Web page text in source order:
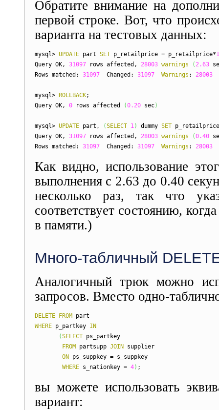
Обратите внимание на
первой строке. Вот, что
варианта на тестовых данных:
mysql> UPDATEpart SETp_retailprice = p_retailprice*
Query OK, 31097rows affected, 28003 warnings ( 2.63
Rows matched: 31097Changed: 31097 Warnings : 28003
mysql> ROLLBACK;
Query OK, 0rows affected (0.20sec)
mysql> UPDATEpart, (SELECT 1) dummy SET
Query OK, 31097rows affected, 28003 warnings (0.40
Rows matched: 31097Changed: 31097 Warnings : 28003
Как видно, использование
выполнения с 2.63 до 0.40
несколько раз, так что
соответствует состоянию,
в памяти.)
Много-табличный
Аналогичный трюк можно
запросов. Вместо одно-
DELETE FROM part
WHEREp_partkey IN
(SELECTps_partkey
FROM partsupp JOIN supplier
ON ps_suppkey = s_suppkey
WHEREs_nationkey = 4) ;
вы можете использовать
вариант: